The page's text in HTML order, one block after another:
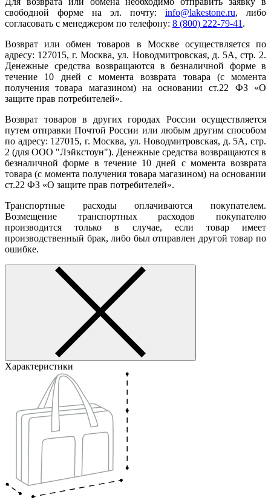
свободной форме на эл. почту: info@lakestone.ru, либо
согласовать с менеджером по телефону: 8 (800) 222-79-41 .
Возврат или обмен товаров в Москве осуществляется по
адресу: 127015, г. Москва, ул. Новодмитровская, д. 5А, стр. 2.
Денежные средства возвращаются в безналичной форме в
течение 10 дней с момента возврата товара (с момента
получения товара магазином) на основании ст.22 ФЗ «О
защите прав потребителей».
Возврат товаров в других городах России осуществляется
путем отправки Почтой России или любым другим способом
по адресу: 127015, г. Москва, ул. Новодмитровская, д. 5А, стр.
2 (для ООО "Лэйкстоун"). Денежные средства возвращаются в
безналичной форме в течение 10 дней с момента возврата
товара (с момента получения товара магазином) на основании
ст.22 ФЗ «О защите прав потребителей».
Транспортные расходы оплачиваются покупателем.
Возмещение транспортных расходов покупателю
производится только в случае, если товар имеет
производственный брак, либо был отправлен другой товар по
ошибке.
Характеристики